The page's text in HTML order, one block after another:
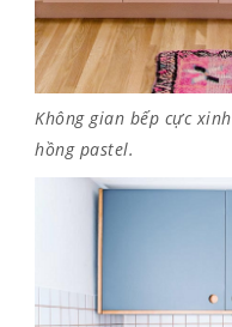
Không gian bếp cực
hồng pastel.